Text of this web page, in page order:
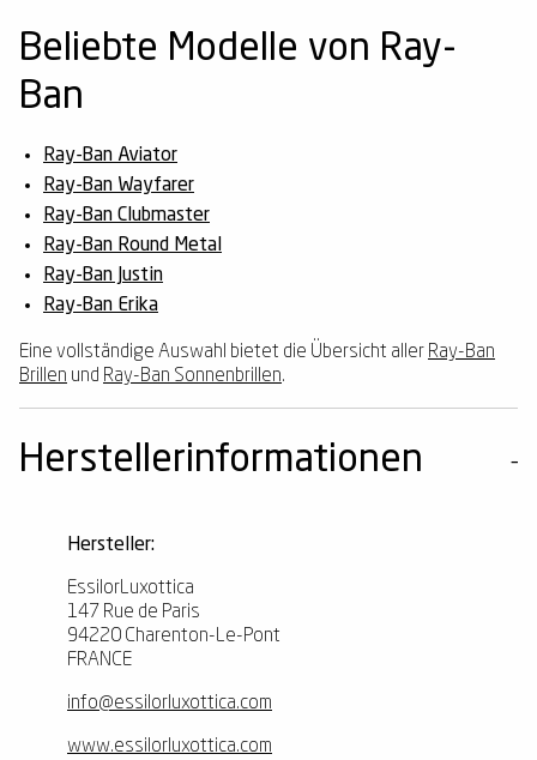
Beliebte Modelle von Ray-
Ban
Ray-Ban Aviator
Ray-Ban Wayfarer
Ray-Ban Clubmaster
Ray-Ban Round Metal
Ray-Ban Justin
Ray-Ban Erika
Eine vollständige Auswahl bietet die Übersicht aller Ray-Ban
Brillen und Ray-Ban Sonnenbrillen.
Herstellerinformationen
Hersteller:
EssilorLuxottica
147 Rue de Paris
94220 Charenton-Le-Pont
FRANCE
info@essilorluxottica.com
www.essilorluxottica.com